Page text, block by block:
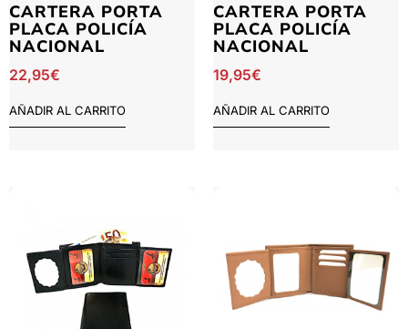
CARTERA PORTA
PLACA POLICÍA
NACIONAL
22,95€
AÑADIR AL CARRITO
CARTERA PORTA
PLACA POLICÍA
NACIONAL
19,95€
AÑADIR AL CARRITO